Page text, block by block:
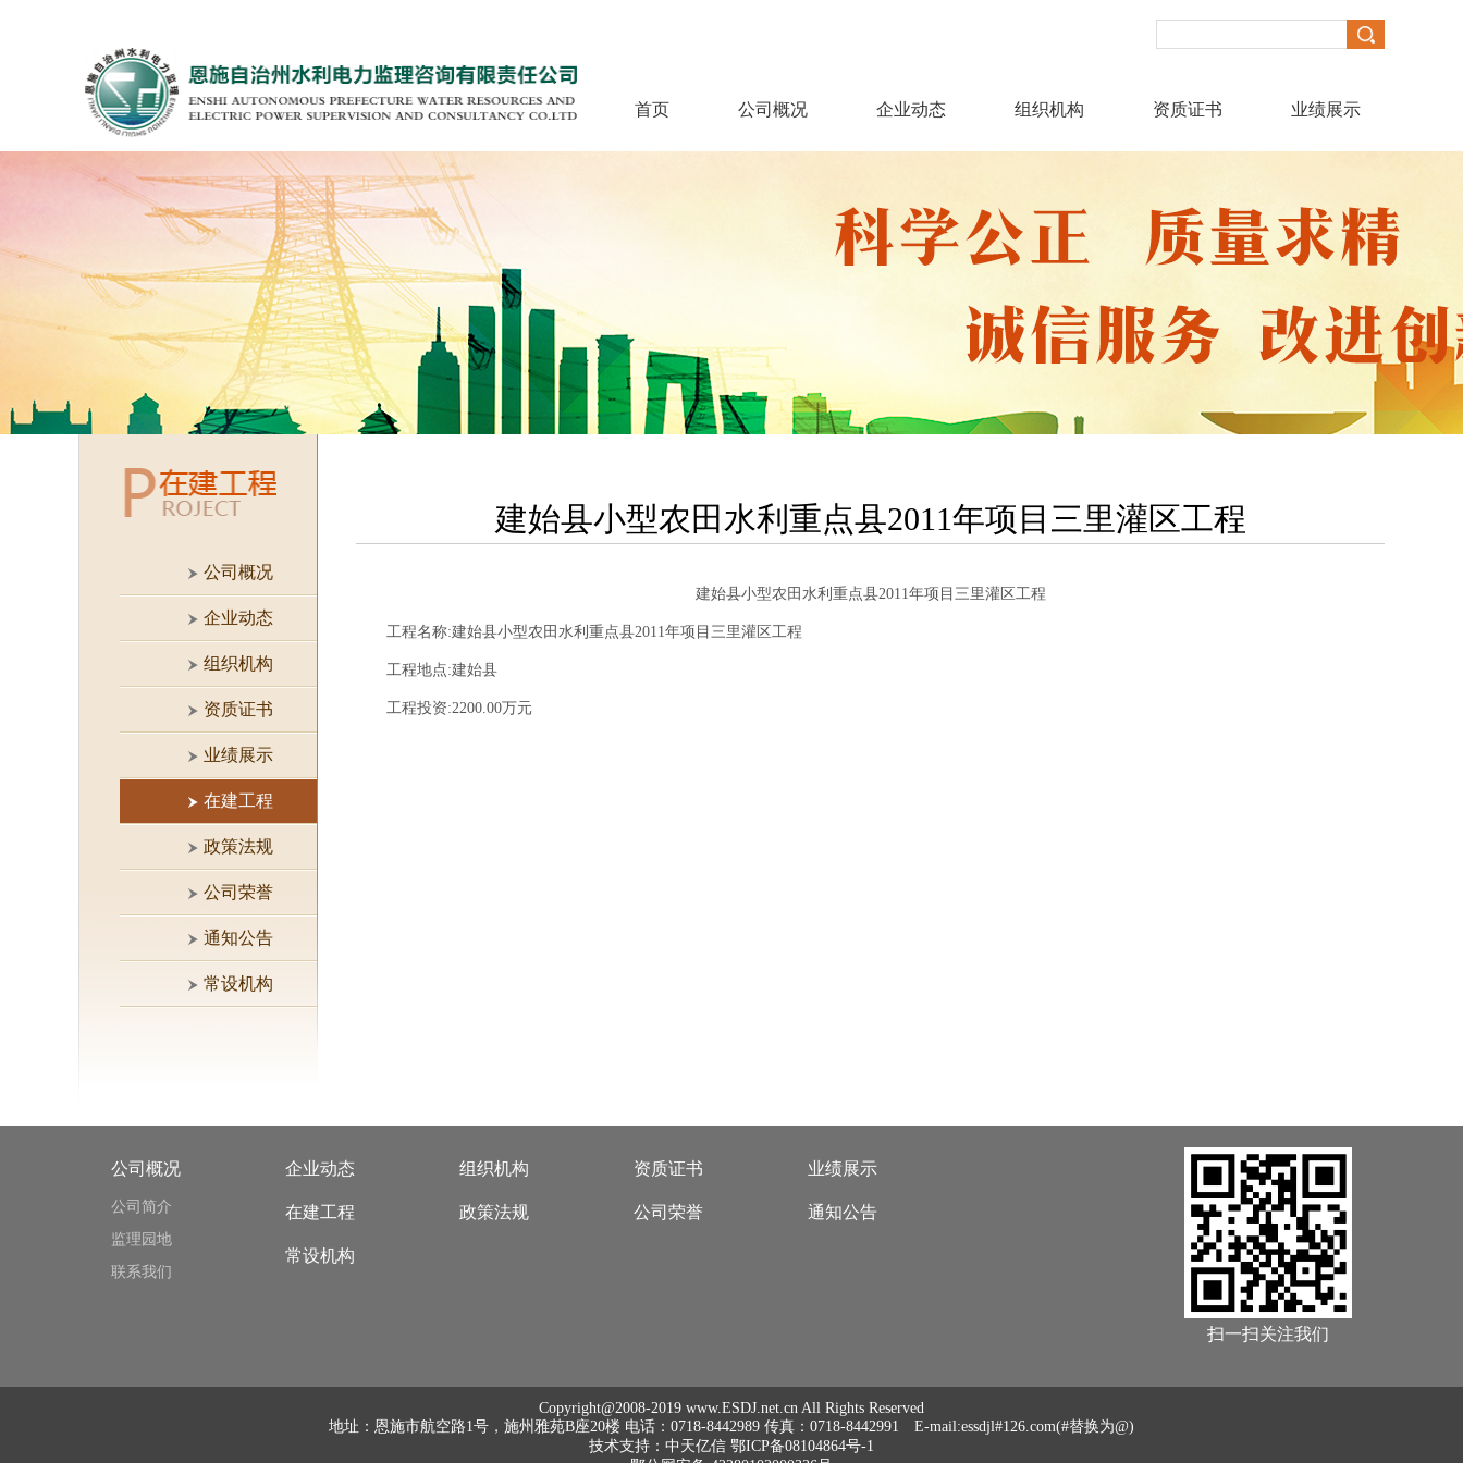
首页 公司概况 企业动态 组织机构 资质证书 业绩展示
公司概况
企业动态
组织机构
资质证书
业绩展示
在建工程
政策法规
公司荣誉
通知公告
常设机构
建始县小型农田水利重点县2011年项目三里灌区工程
建始县小型农田水利重点县2011年项目三里灌区工程
工程名称:建始县小型农田水利重点县2011年项目三里灌区工程
工程地点:建始县
工程投资:2200.00万元
公司概况
公司简介
监理园地
联系我们
企业动态 组织机构 资质证书 业绩展示
在建工程 政策法规 公司荣誉 通知公告
常设机构
扫一扫关注我们
Copyright@2008-2019 www.ESDJ.net.cn All Rights Reserved
地址：恩施市航空路1号，施州雅苑B座20楼 电话：0718-8442989 传真：0718-8442991 E-mail:essdjl#126.com(#替换为@)
技术支持： 中天亿信 鄂ICP备08104864号-1